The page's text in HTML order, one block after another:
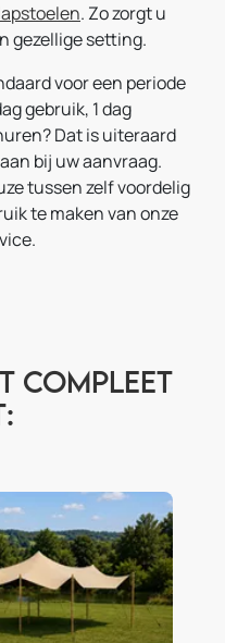
. Zo zorgt u
gezellige setting.
voor een periode
gebruik, 1 dag
Dat is uiteraard
bij uw aanvraag.
tussen zelf voordelig
te maken van onze
compleet